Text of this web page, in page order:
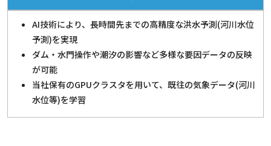
AI技術により、長時間先までの高精度な洪水予測(河川水位
予測)を実現
ダム・水門操作や潮汐の影響など多様な要因データの反映
が可能
当社保有のGPUクラスタを用いて、既往の気象データ(河川
水位等)を学習